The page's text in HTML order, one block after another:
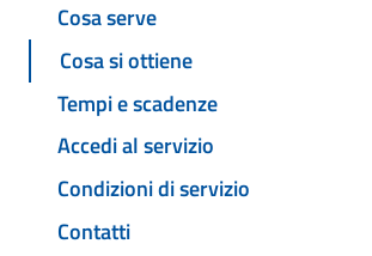
Cosa serve
Cosa si ottiene
Tempi e scadenze
Accedi al servizio
Condizioni di servizio
Contatti